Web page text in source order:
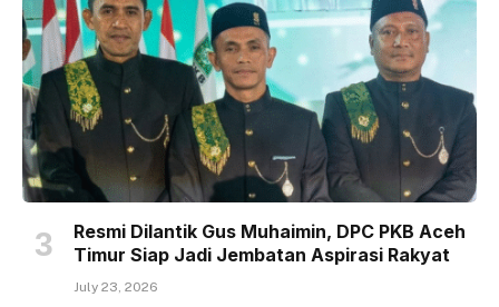
Resmi Dilantik Gus Muhaimin, DPC PKB Aceh
Timur Siap Jadi Jembatan Aspirasi Rakyat
July 23, 2026